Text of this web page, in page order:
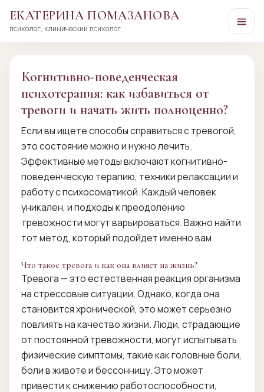
ЕКАТЕРИНА ПОМАЗАНОВА
психолог, клинический психолог
Когнитивно-поведенческая
психотерапия: как избавиться от
тревоги и начать жить полноценно?
Если вы ищете способы справиться с тревогой,
это состояние можно и нужно лечить.
Эффективные методы включают когнитивно-
поведенческую терапию, техники релаксации и
работу с психосоматикой. Каждый человек
уникален, и подходы к преодолению
тревожности могут варьироваться. Важно найти
тот метод, который подойдет именно вам.
Что такое тревога и как она влияет на жизнь?
Тревога — это естественная реакция организма
на стрессовые ситуации. Однако, когда она
становится хронической, это может серьезно
повлиять на качество жизни. Люди, страдающие
от постоянной тревожности, могут испытывать
физические симптомы, такие как головные боли,
боли в животе и бессонницу. Это может
привести к снижению работоспособности,